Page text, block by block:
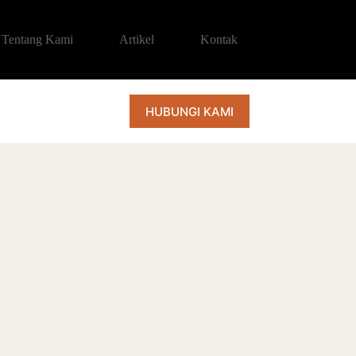
Tentang Kami Artikel Kontak
HUBUNGI KAMI